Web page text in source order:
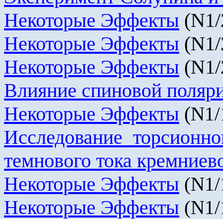
Некоторые Эффекты (N
Некоторые Эффекты (N
Некоторые Эффекты (N
Влияние спиновой
Некоторые Эффекты (N
Исследование
темнового тока
Некоторые Эффекты (N
Некоторые Эффекты (N